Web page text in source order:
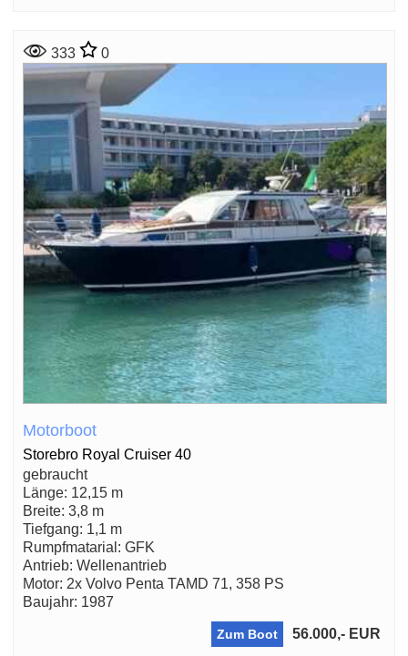
333 0
Motorboot
Storebro Royal Cruiser 40
gebraucht
Länge: 12,15 m
Breite: 3,8 m
Tiefgang: 1,1 m
Rumpfmatarial: GFK
Antrieb: Wellenantrieb
Motor: 2x Volvo Penta TAMD 71, 358 PS
Baujahr: 1987
Zum Boot 56.000,- EUR